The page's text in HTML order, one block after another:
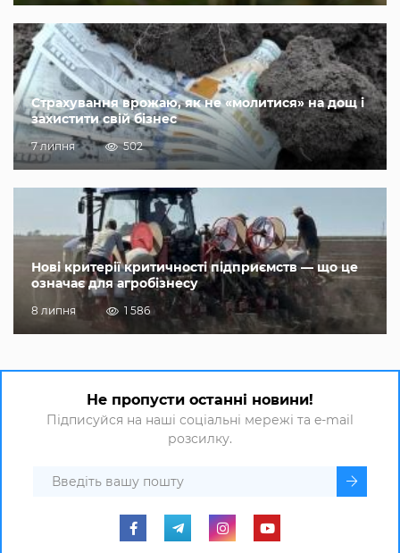
Страхування врожаю, як не «молитися» на дощ і
захистити свій бізнес
7 липня 502
Нові критерії критичності підприємств — що це
означає для агробізнесу
8 липня 1 586
Не пропусти останні новини!
Підписуйся на наші соціальні мережі та e-mail
розсилку.